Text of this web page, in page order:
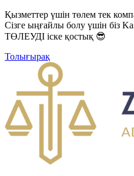
Қызметтер үшін төлем тек
Сізге ыңғайлы болу үшін біз
ТӨЛЕУДІ іске қостық 😎
Толығырақ